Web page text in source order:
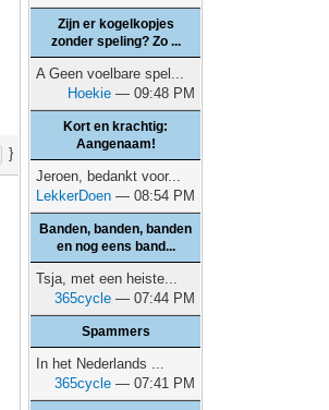
}
Zijn er kogelkopjes
zonder speling? Zo ...
A Geen voelbare spel...
Hoekie — 09:48 PM
Kort en krachtig:
Aangenaam!
Jeroen, bedankt voor...
LekkerDoen — 08:54 PM
Banden, banden, banden
en nog eens band...
Tsja, met een heiste...
365cycle — 07:44 PM
Spammers
In het Nederlands ...
365cycle — 07:41 PM